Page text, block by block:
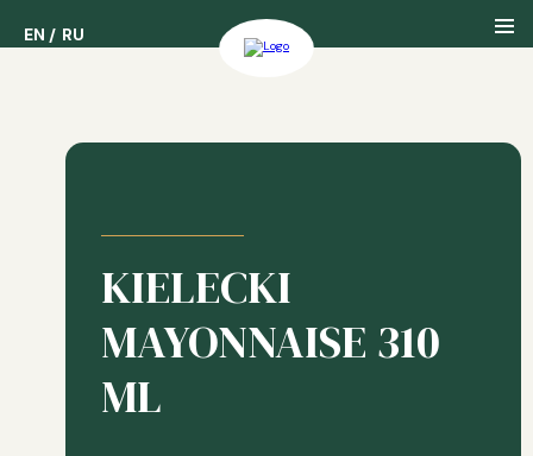
EN RU
EN RU
Nasza Historia
Nasze Nagrody
KIELECKI
MAYONNAISE 310
ML